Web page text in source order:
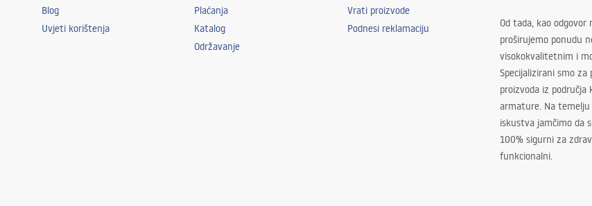
Blog
Uvjeti korištenja
Plaćanja
Katalog
Održavanje
Vrati proizvode
Podnesi reklamaciju
Od tada, kao odgovor
proširujemo ponudu
visokokvalitetnim i
Specijalizirani smo
proizvoda iz područja
armature. Na temelju
iskustva jamčimo da
100% sigurni za
funkcionalni.